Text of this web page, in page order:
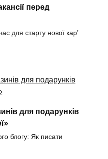
перед
для старту нової кар’
для подарунків
блогу: Як писати